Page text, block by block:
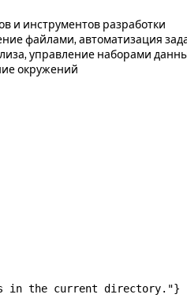
и инструментов разработки
файлами, автоматизация
управление наборами
окружений
in the current directory."}